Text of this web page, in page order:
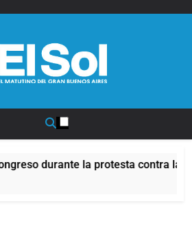
durante la protesta contra la Ley